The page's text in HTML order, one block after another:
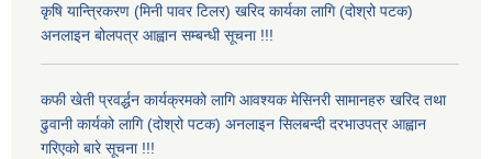
कृषि यान्त्रिकरण (मिनी पावर टिलर) खरिद कार्यका लागि (दोश्रो पटक)
अनलाइन बोलपत्र आह्वान सम्बन्धी सूचना !!!
कफी खेती प्रवर्द्धन कार्यक्रमको लागि आवश्यक मेसिनरी सामानहरु खरिद तथा
ढुवानी कार्यको लागि (दोश्रो पटक) अनलाइन सिलबन्दी दरभाउपत्र आह्वान
गरिएको बारे सूचना !!!